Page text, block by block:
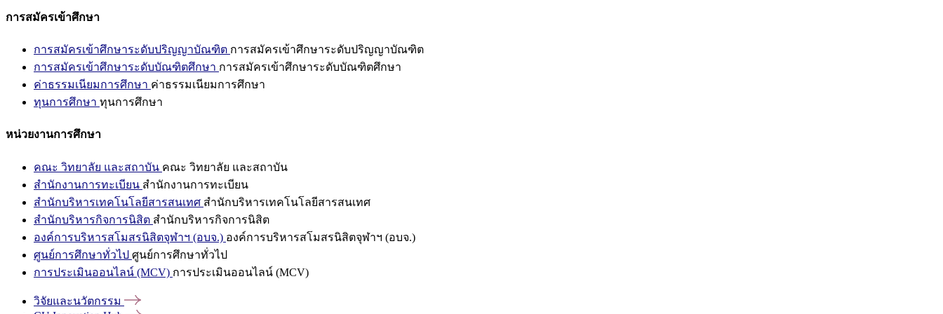
การสมัครเข้าศึกษา
การสมัครเข้าศึกษาระดับปริญญาบัณฑิต การสมัครเข้าศึกษาระดับปริญญาบัณฑิต
การสมัครเข้าศึกษาระดับบัณฑิตศึกษา การสมัครเข้าศึกษาระดับบัณฑิตศึกษา
ค่าธรรมเนียมการศึกษา ค่าธรรมเนียมการศึกษา
ทุนการศึกษา ทุนการศึกษา
หน่วยงานการศึกษา
คณะ วิทยาลัย และสถาบัน คณะ วิทยาลัย และสถาบัน
สำนักงานการทะเบียน สำนักงานการทะเบียน
สำนักบริหารเทคโนโลยีสารสนเทศ สำนักบริหารเทคโนโลยีสารสนเทศ
สำนักบริหารกิจการนิสิต สำนักบริหารกิจการนิสิต
องค์การบริหารสโมสรนิสิตจุฬาฯ (อบจ.) องค์การบริหารสโมสรนิสิตจุฬาฯ (อบจ.)
ศูนย์การศึกษาทั่วไป ศูนย์การศึกษาทั่วไป
การประเมินออนไลน์ (MCV) การประเมินออนไลน์ (MCV)
วิจัยและนวัตกรรม